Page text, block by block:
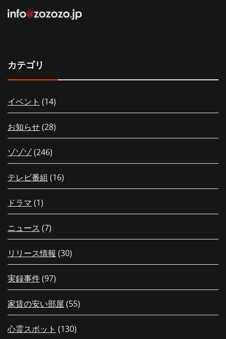
カテゴリ
イベント (14)
お知らせ(28)
ゾゾゾ(246)
テレビ番組 (16)
ドラマ (1)
ニュース (7)
リリース情報 (30)
実録事件(97)
家賃の安い部屋 (55)
心霊スポット (130)